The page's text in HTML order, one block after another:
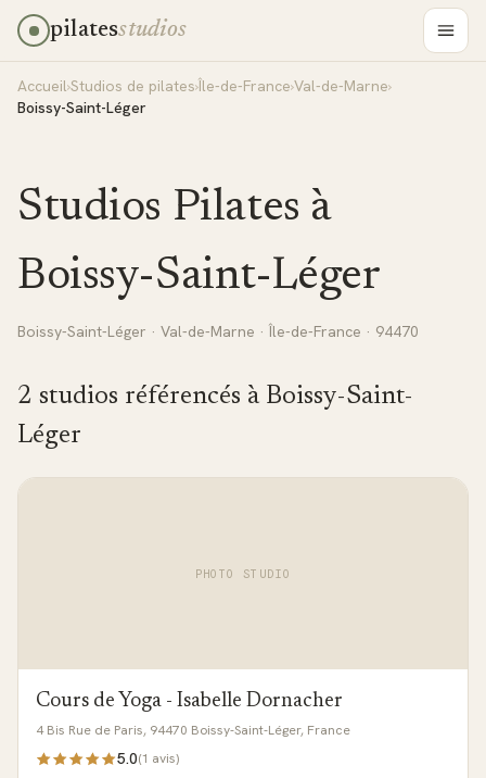
pilatesstudios
Accueil›Studios de pilates›Île-de-France›Val-de-Marne›
Boissy-Saint-Léger
Studios Pilates à
Boissy-Saint-Léger
Boissy-Saint-Léger · Val-de-Marne · Île-de-France · 94470
2 studios référencés à Boissy-Saint-
Léger
PHOTO STUDIO
Cours de Yoga - Isabelle Dornacher
4 Bis Rue de Paris, 94470 Boissy-Saint-Léger, France
5.0(1 avis)